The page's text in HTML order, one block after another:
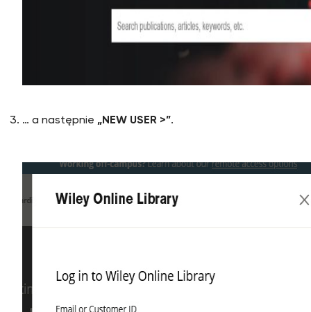
… a następnie „NEW USER >”.